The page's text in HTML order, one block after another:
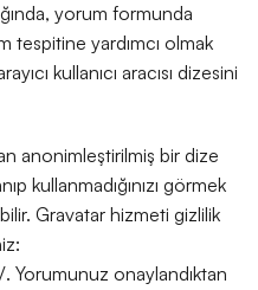
yorum formunda
tespitine yardımcı olmak
kullanıcı aracısı dizesini
anonimleştirilmiş bir dize
kullanmadığınızı görmek
Gravatar hizmeti gizlilik
onaylandıktan